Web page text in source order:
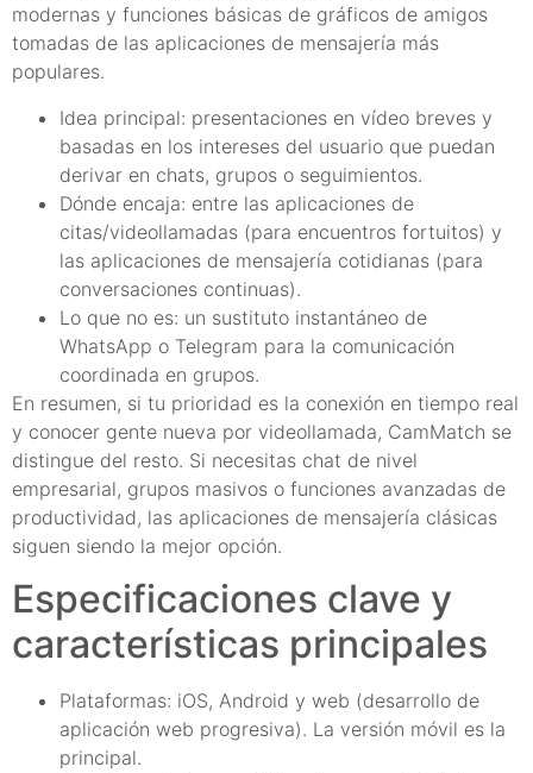
modernas y funciones básicas de gráficos de amigos
tomadas de las aplicaciones de mensajería más
populares.
Idea principal: presentaciones en vídeo breves y
basadas en los intereses del usuario que puedan
derivar en chats, grupos o seguimientos.
Dónde encaja: entre las aplicaciones de
citas/videollamadas (para encuentros fortuitos) y
las aplicaciones de mensajería cotidianas (para
conversaciones continuas).
Lo que no es: un sustituto instantáneo de
WhatsApp o Telegram para la comunicación
coordinada en grupos.
En resumen, si tu prioridad es la conexión en tiempo real
y conocer gente nueva por videollamada, CamMatch se
distingue del resto. Si necesitas chat de nivel
empresarial, grupos masivos o funciones avanzadas de
productividad, las aplicaciones de mensajería clásicas
siguen siendo la mejor opción.
Especificaciones clave y
características principales
Plataformas: iOS, Android y web (desarrollo de
aplicación web progresiva). La versión móvil es la
principal.